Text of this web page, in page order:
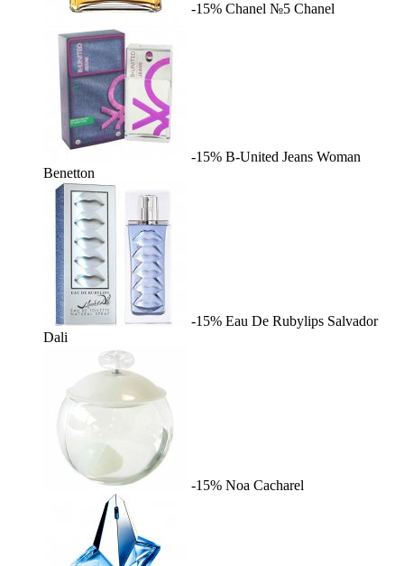
-15% Chanel №5 Chanel
-15% B-United Jeans Woman
Benetton
-15% Eau De Rubylips Salvador
Dali
-15% Noa Cacharel